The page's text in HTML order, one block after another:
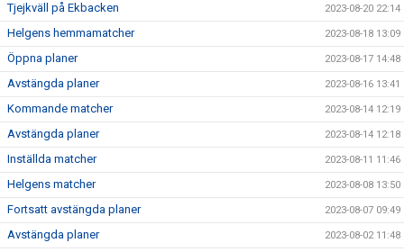
Tjejkväll på Ekbacken 2023-08-20 22:14
Helgens hemmamatcher 2023-08-18 13:09
Öppna planer 2023-08-17 14:48
Avstängda planer 2023-08-16 13:41
Kommande matcher 2023-08-14 12:19
Avstängda planer 2023-08-14 12:18
Inställda matcher 2023-08-11 11:46
Helgens matcher 2023-08-08 13:50
Fortsatt avstängda planer 2023-08-07 09:49
Avstängda planer 2023-08-02 11:48